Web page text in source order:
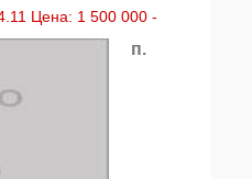
Цена: 1 500 000 -
п.